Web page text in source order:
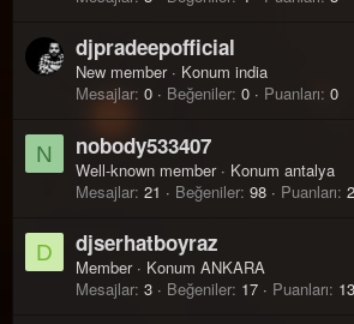
djpradeepofficial
New member · Konum india
Mesajlar 0 Beğeniler 0 Puanları 0
N nobody533407
Well-known member · Konum antalya
Mesajlar 21 Beğeniler 98 Puanları
D djserhatboyraz
Member · Konum ANKARA
Mesajlar 3 Beğeniler 17 Puanları 13